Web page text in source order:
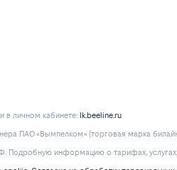
в личнoм кaбинeтe:
lk.beeline.ru
ПАО «Вымпелком» (торговая марка
Подробную информацию о тарифах,